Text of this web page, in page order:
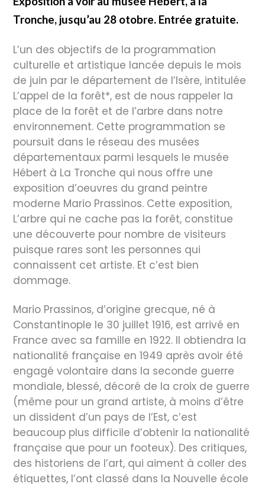
Tronche, jusqu’au 28 otobre. Entrée gratuite.
L’un des objectifs de la programmation
culturelle et artistique lancée depuis le mois
de juin par le département de l’Isère, intitulée
L’appel de la forêt*, est de nous rappeler la
place de la forêt et de l’arbre dans notre
environnement. Cette programmation se
poursuit dans le réseau des musées
départementaux parmi lesquels le musée
Hébert à La Tronche qui nous offre une
exposition d’oeuvres du grand peintre
moderne Mario Prassinos. Cette exposition,
L’arbre qui ne cache pas la forêt, constitue
une découverte pour nombre de visiteurs
puisque rares sont les personnes qui
connaissent cet artiste. Et c’est bien
dommage.
Mario Prassinos, d’origine grecque, né à
Constantinople le 30 juillet 1916, est arrivé en
France avec sa famille en 1922. Il obtiendra la
nationalité française en 1949 après avoir été
engagé volontaire dans la seconde guerre
mondiale, blessé, décoré de la croix de guerre
(même pour un grand artiste, à moins d’être
un dissident d’un pays de l’Est, c’est
beaucoup plus difficile d’obtenir la nationalité
française que pour un footeux). Des critiques,
des historiens de l’art, qui aiment à coller des
étiquettes, l’ont classé dans la Nouvelle école